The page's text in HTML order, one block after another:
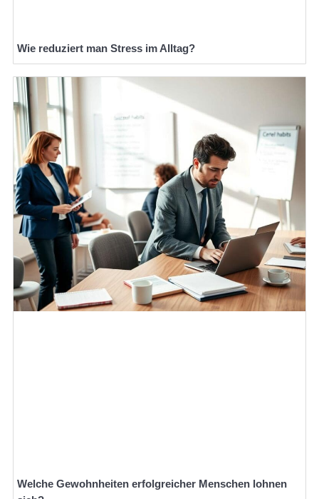
Wie reduziert man Stress im Alltag?
Welche Gewohnheiten erfolgreicher Menschen lohnen